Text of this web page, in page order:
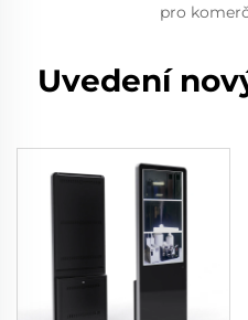
pro
Uvedení